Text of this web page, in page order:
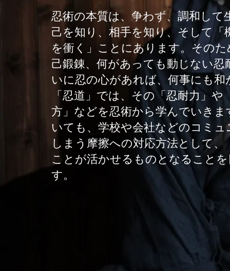
忍術の本質は、争わず、調和して
己を知り、相手を知り、そして「
を衝く」ことにあります。その
己鍛錬、何があっても動じない忍
いに忍の心があれば、何事にも和
「忍道」では、その「忍耐力」や
方」などを忍術から学んでいきま
いても、学校や会社などのコミ
しまう摩擦への対応方法として、
ことが活かせるものとなること
す。